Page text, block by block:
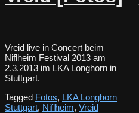
Vreid live in Concert beim
Niflheim Festival 2013 am
2.3.2013 im LKA Longhorn in
Stuttgart.
Tagged Fotos, LKA Longhorn
Stuttgart, Niflheim, Vreid